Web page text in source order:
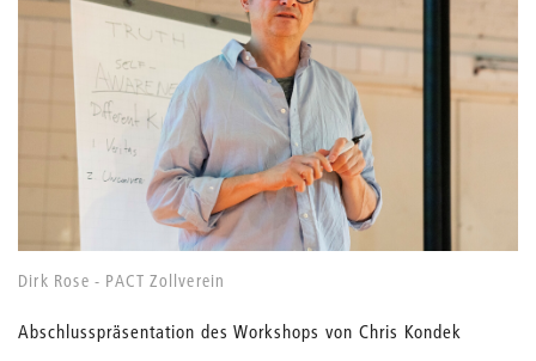
Dirk Rose - PACT Zollverein
Abschlusspräsentation des Workshops von Chris Kondek